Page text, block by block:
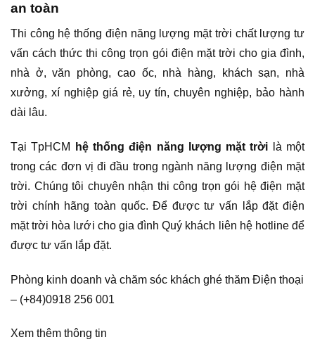
an toàn
Thi công hệ thống điện năng lượng mặt trời chất lượng tư
vấn cách thức thi công trọn gói điện mặt trời cho gia đình,
nhà ở, văn phòng, cao ốc, nhà hàng, khách sạn, nhà
xưởng, xí nghiệp giá rẻ, uy tín, chuyên nghiệp, bảo hành
dài lâu.
Tại TpHCM hệ thống điện năng lượng mặt trời là một
trong các đơn vị đi đầu trong ngành năng lượng điện mặt
trời. Chúng tôi chuyên nhận thi công trọn gói hệ điện mặt
trời chính hãng toàn quốc. Để được tư vấn lắp đặt điện
mặt trời hòa lưới cho gia đình Quý khách liên hệ hotline để
được tư vấn lắp đặt.
Phòng kinh doanh và chăm sóc khách ghé thăm Điện thoại
– (+84)0918 256 001
Xem thêm thông tin